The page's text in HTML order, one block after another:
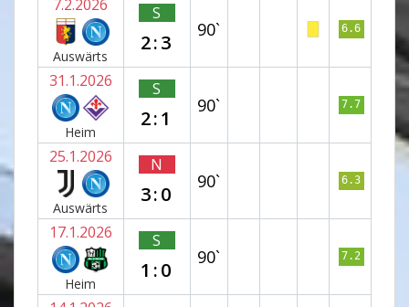
7.2.2026
Auswärts
S
2:3
90` 6.6
31.1.2026
Heim
S
2:1
90` 7.7
25.1.2026
Auswärts
N
3:0
90` 6.3
17.1.2026
Heim
S
1:0
90` 7.2